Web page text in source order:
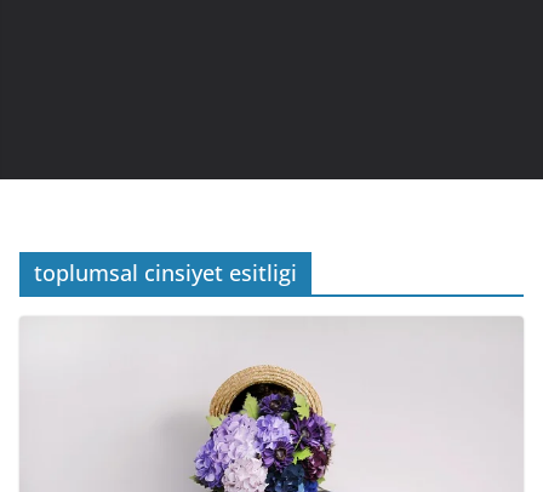
toplumsal cinsiyet esitligi